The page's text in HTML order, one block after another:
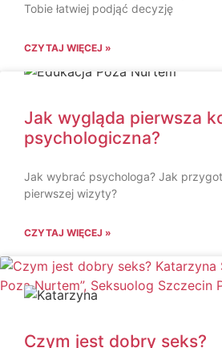
Tobie łatwiej podjąć decyzję
CZYTAJ WIĘCEJ »
Jak wygląda pierwsza
psychologiczna?
Jak wybrać psychologa? Jak
pierwszej wizyty?
CZYTAJ WIĘCEJ »
Czym jest dobry seks?